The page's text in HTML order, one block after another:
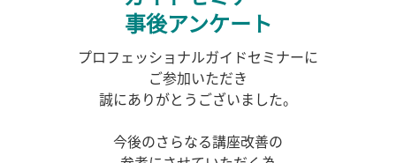
事後アンケート
プロフェッショナルガイドセミナーに
ご参加いただき
誠にありがとうございました。
今後のさらなる講座改善の